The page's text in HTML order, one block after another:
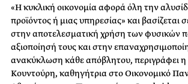
«Η κυκλική οικονομία αφορά όλη την
προϊόντος ή μιας υπηρεσίας» και βασίζεται
στην αποτελεσματική χρήση των φυσικών
αξιοποίησή τους και στην
ανακύκλωση κάθε απόβλητου, περιγράφει
Κουντούρη, καθηγήτρια στο Οικονομικό